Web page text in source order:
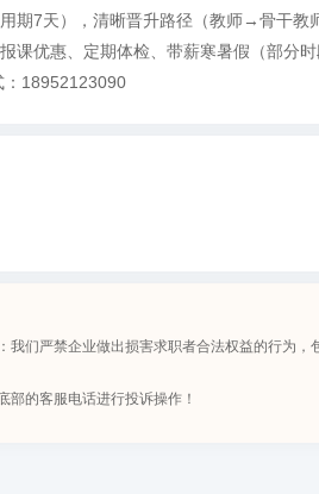
期7天），清晰晋升路径（教师→骨干
课优惠、定期体检、带薪寒暑假（部分
：18952123090
我们严禁企业做出损害求职者合法权益的行为
部的客服电话进行投诉操作！